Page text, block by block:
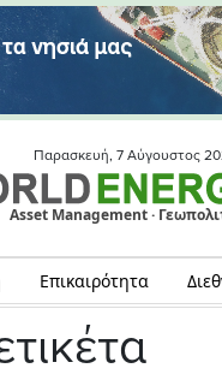
Παρασκευή, 7 Αύγουστος
Asset Management ·
Επικαιρότητα